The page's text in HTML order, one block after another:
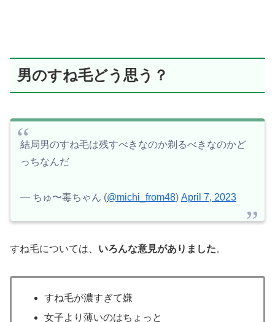
男のすね毛どう思う？
結局男のすね毛は残すべきなのか剃るべきなのかど
っちなんだ
— ちゅ〜毒ちゃん (@michi_from48) April 7, 2023
すね毛については、 いろんな意見がありました。
すね毛が濃すぎて嫌
女子より薄いのはちょっと